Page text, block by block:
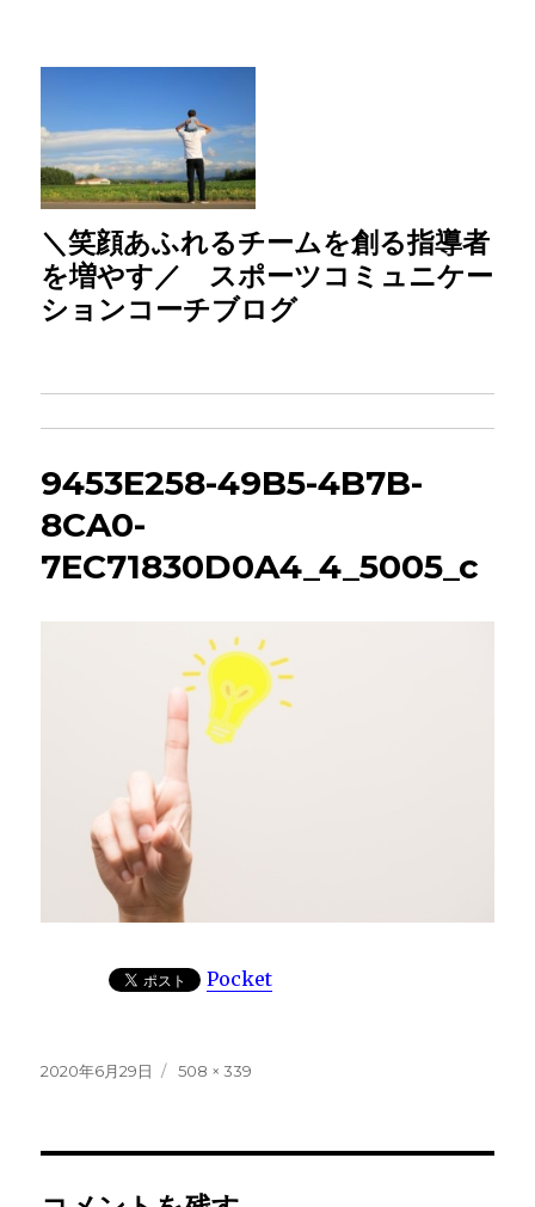
＼笑顔あふれるチームを創る指導者
を増やす／ スポーツコミュニケー
ションコーチブログ
9453E258-49B5-4B7B-
8CA0-
7EC71830D0A4_4_5005_c
Pocket
投
2020年6月29日
フ
508 × 339